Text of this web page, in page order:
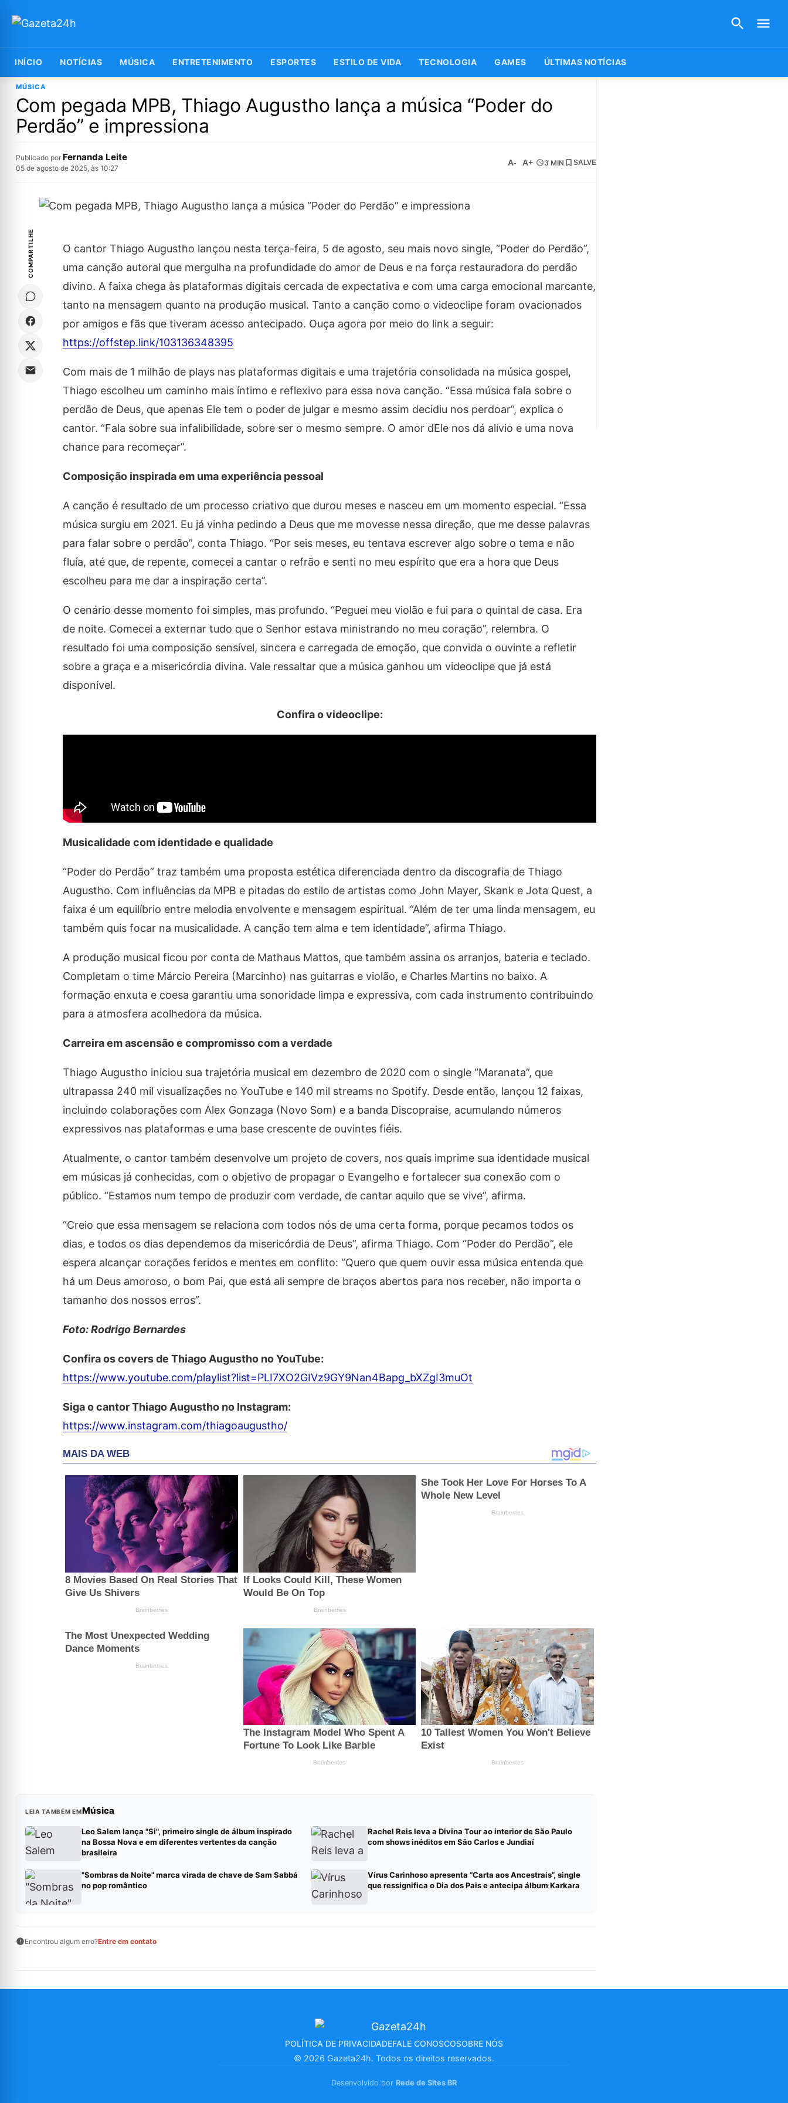
INÍCIO NOTÍCIAS MÚSICA ENTRETENIMENTO ESPORTES ESTILO DE VIDA TECNOLOGIA GAMES ÚLTIMAS NOTÍCIAS
MÚSICA
Com pegada MPB, Thiago Augustho lança a música “Poder do
Perdão” e impressiona
Publicado por Fernanda Leite
05 de agosto de 2025, às 10:27
A- A+ 3 MIN SALVE
COMPARTILHE
O cantor Thiago Augustho lançou nesta terça-feira, 5 de agosto, seu mais novo single, “Poder do Perdão”,
uma canção autoral que mergulha na profundidade do amor de Deus e na força restauradora do perdão
divino. A faixa chega às plataformas digitais cercada de expectativa e com uma carga emocional marcante,
tanto na mensagem quanto na produção musical. Tanto a canção como o videoclipe foram ovacionados
por amigos e fãs que tiveram acesso antecipado. Ouça agora por meio do link a seguir:
https://offstep.link/103136348395
Com mais de 1 milhão de plays nas plataformas digitais e uma trajetória consolidada na música gospel,
Thiago escolheu um caminho mais íntimo e reflexivo para essa nova canção. “Essa música fala sobre o
perdão de Deus, que apenas Ele tem o poder de julgar e mesmo assim decidiu nos perdoar”, explica o
cantor. “Fala sobre sua infalibilidade, sobre ser o mesmo sempre. O amor dEle nos dá alívio e uma nova
chance para recomeçar”.
Composição inspirada em uma experiência pessoal
A canção é resultado de um processo criativo que durou meses e nasceu em um momento especial. “Essa
música surgiu em 2021. Eu já vinha pedindo a Deus que me movesse nessa direção, que me desse palavras
para falar sobre o perdão”, conta Thiago. “Por seis meses, eu tentava escrever algo sobre o tema e não
fluía, até que, de repente, comecei a cantar o refrão e senti no meu espírito que era a hora que Deus
escolheu para me dar a inspiração certa”.
O cenário desse momento foi simples, mas profundo. “Peguei meu violão e fui para o quintal de casa. Era
de noite. Comecei a externar tudo que o Senhor estava ministrando no meu coração”, relembra. O
resultado foi uma composição sensível, sincera e carregada de emoção, que convida o ouvinte a refletir
sobre a graça e a misericórdia divina. Vale ressaltar que a música ganhou um videoclipe que já está
disponível.
Confira o videoclipe:
Musicalidade com identidade e qualidade
“Poder do Perdão” traz também uma proposta estética diferenciada dentro da discografia de Thiago
Augustho. Com influências da MPB e pitadas do estilo de artistas como John Mayer, Skank e Jota Quest, a
faixa é um equilíbrio entre melodia envolvente e mensagem espiritual. “Além de ter uma linda mensagem, eu
também quis focar na musicalidade. A canção tem alma e tem identidade”, afirma Thiago.
A produção musical ficou por conta de Mathaus Mattos, que também assina os arranjos, bateria e teclado.
Completam o time Márcio Pereira (Marcinho) nas guitarras e violão, e Charles Martins no baixo. A
formação enxuta e coesa garantiu uma sonoridade limpa e expressiva, com cada instrumento contribuindo
para a atmosfera acolhedora da música.
Carreira em ascensão e compromisso com a verdade
Thiago Augustho iniciou sua trajetória musical em dezembro de 2020 com o single “Maranata”, que
ultrapassa 240 mil visualizações no YouTube e 140 mil streams no Spotify. Desde então, lançou 12 faixas,
incluindo colaborações com Alex Gonzaga (Novo Som) e a banda Discopraise, acumulando números
expressivos nas plataformas e uma base crescente de ouvintes fiéis.
Atualmente, o cantor também desenvolve um projeto de covers, nos quais imprime sua identidade musical
em músicas já conhecidas, com o objetivo de propagar o Evangelho e fortalecer sua conexão com o
público. “Estamos num tempo de produzir com verdade, de cantar aquilo que se vive”, afirma.
“Creio que essa mensagem se relaciona com todos nós de uma certa forma, porque pecamos todos os
dias, e todos os dias dependemos da misericórdia de Deus”, afirma Thiago. Com “Poder do Perdão”, ele
espera alcançar corações feridos e mentes em conflito: “Quero que quem ouvir essa música entenda que
há um Deus amoroso, o bom Pai, que está ali sempre de braços abertos para nos receber, não importa o
tamanho dos nossos erros”.
Foto: Rodrigo Bernardes
Confira os covers de Thiago Augustho no YouTube:
https://www.youtube.com/playlist?list=PLI7XO2GIVz9GY9Nan4Bapg_bXZgI3muOt
Siga o cantor Thiago Augustho no Instagram:
https://www.instagram.com/thiagoaugustho/
LEIA TAMBÉM EMMúsica
Leo Salem lança "Si", primeiro single de álbum inspirado
na Bossa Nova e em diferentes vertentes da canção
brasileira
Rachel Reis leva a Divina Tour ao interior de São Paulo
com shows inéditos em São Carlos e Jundiaí
"Sombras da Noite" marca virada de chave de Sam Sabbá
no pop romântico
Vírus Carinhoso apresenta “Carta aos Ancestrais”, single
que ressignifica o Dia dos Pais e antecipa álbum Karkara
Encontrou algum erro?Entre em contato
POLÍTICA DE PRIVACIDADEFALE CONOSCOSOBRE NÓS
© 2026 Gazeta24h. Todos os direitos reservados.
Desenvolvido por Rede de Sites BR